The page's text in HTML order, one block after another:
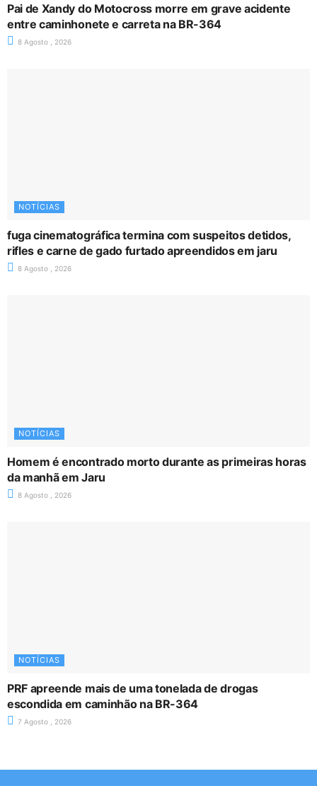
Pai de Xandy do Motocross morre em grave acidente
entre caminhonete e carreta na BR-364
8 Agosto , 2026
NOTÍCIAS
fuga cinematográfica termina com suspeitos detidos,
rifles e carne de gado furtado apreendidos em jaru
8 Agosto , 2026
NOTÍCIAS
Homem é encontrado morto durante as primeiras horas
da manhã em Jaru
8 Agosto , 2026
NOTÍCIAS
PRF apreende mais de uma tonelada de drogas
escondida em caminhão na BR-364
7 Agosto , 2026